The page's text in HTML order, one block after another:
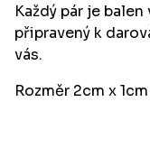
Každý pár je
připravený k
vás.
Rozměr 2cm x 1cm